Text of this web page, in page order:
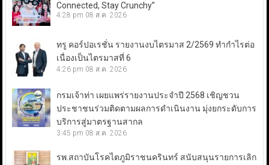
Connected, Stay Crunchy”
4:28 pm 08 ส.ค. 2026
ทรู คอร์ปอเรชั่น รายงานงบไตรมาส 2/2569 ทำกำไรต่อ
เนื่องเป็นไตรมาสที่ 6
4:26 pm 08 ส.ค. 2026
กรมเจ้าท่า เผยแพร่รายงานประจำปี 2568 เชิญชวน
ประชาชนร่วมติดตามผลการดำเนินงาน มุ่งยกระดับการ
บริการสู่มาตรฐานสากล
3:45 pm 08 ส.ค. 2026
รพ.สถาบันโรคไตภูมิราชนครินทร์ สนับสนุนรายการเลิก